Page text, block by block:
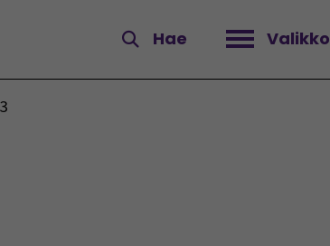
Hae Valikko
Avaa valikko